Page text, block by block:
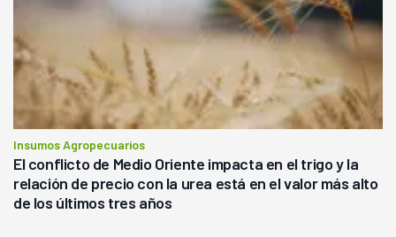
Insumos Agropecuarios
El conflicto de Medio Oriente impacta en el trigo y la
relación de precio con la urea está en el valor más alto
de los últimos tres años